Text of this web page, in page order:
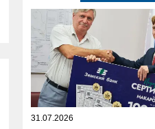
31.07.2026